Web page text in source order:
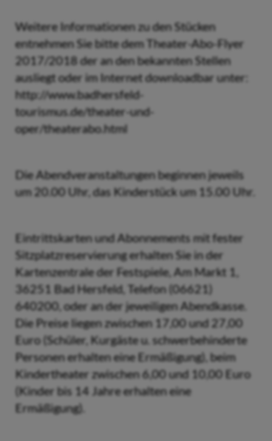
Weitere Informationen zu den Stücken
entnehmen Sie bitte dem Theater-Abo-Flyer
2017/2018 der an den bekannten Stellen
ausliegt oder im Internet downloadbar unter:
http://www.badhersfeld-
tourismus.de/theater-und-
oper/theaterabo.html
Die Abendveranstaltungen beginnen jeweils
um 20.00 Uhr, das Kinderstück um 15.00 Uhr.
Eintrittskarten und Abonnements mit fester
Sitzplatzreservierung erhalten Sie in der
Kartenzentrale der Festspiele, Am Markt 1,
36251 Bad Hersfeld, Telefon (06621)
640200, oder an der jeweiligen Abendkasse.
Die Preise liegen zwischen 17,00 und 27,00
Euro (Schüler, Kurgäste u. schwerbehinderte
Personen erhalten eine Ermäßigung), beim
Kindertheater zwischen 6,00 und 10,00 Euro
(Kinder bis 14 Jahre erhalten eine
Ermäßigung).